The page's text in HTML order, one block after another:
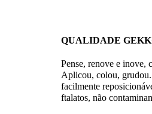
QUALIDADE
Pense, renove e
Aplicou, colou, grudou.
facilmente
ftalatos, não